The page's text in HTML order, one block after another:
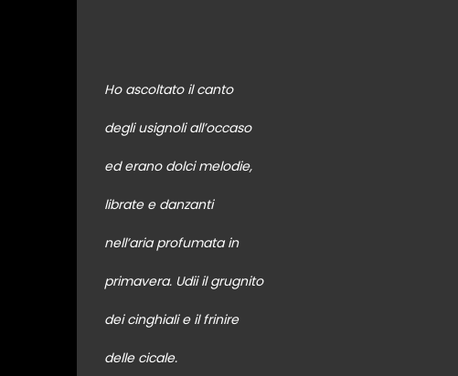
Ho ascoltato il canto
degli usignoli all’occaso
ed erano dolci melodie,
librate e danzanti
nell’aria profumata in
primavera. Udii il grugnito
dei cinghiali e il frinire
delle cicale.